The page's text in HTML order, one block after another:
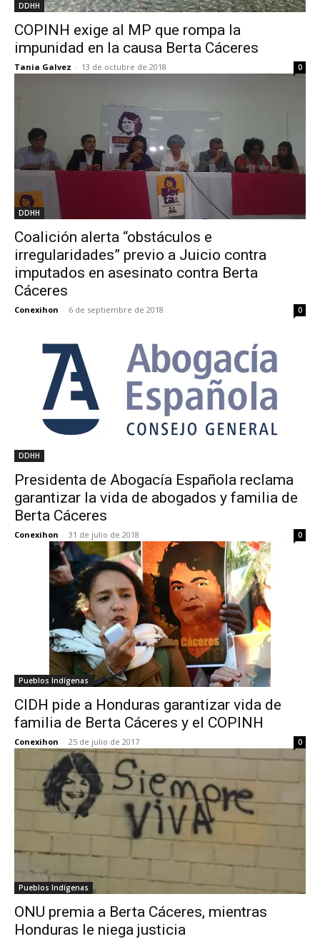
DDHH
COPINH exige al MP que rompa la
impunidad en la causa Berta Cáceres
Tania Galvez - 13 de octubre de 2018 0
DDHH
Coalición alerta “obstáculos e
irregularidades” previo a Juicio contra
imputados en asesinato contra Berta
Cáceres
Conexihon - 6 de septiembre de 2018 0
DDHH
Presidenta de Abogacía Española reclama
garantizar la vida de abogados y familia de
Berta Cáceres
Conexihon - 31 de julio de 2018 0
Pueblos Indígenas
CIDH pide a Honduras garantizar vida de
familia de Berta Cáceres y el COPINH
Conexihon - 25 de julio de 2017 0
Pueblos Indígenas
ONU premia a Berta Cáceres, mientras
Honduras le niega justicia